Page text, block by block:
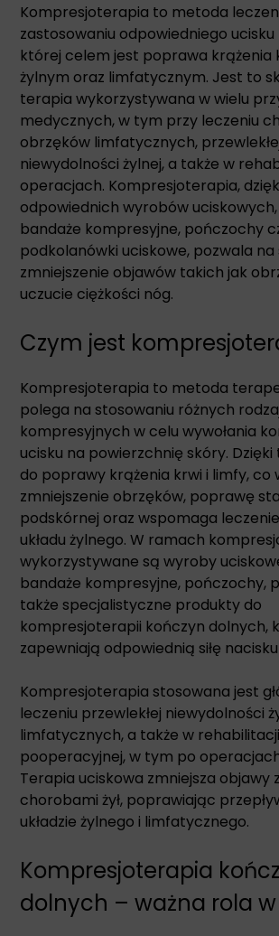
Kompresjoterapia to metoda
zastosowaniu odpowiedniego ucisku
której celem jest poprawa krążenia
żylnym oraz limfatycznym. Jest to
terapia wykorzystywana w wielu
medycznych, w tym przy leczeniu
obrzęków limfatycznych,
niewydolności żylnej, a także w
operacjach. Kompresjoterapia,
odpowiednich wyrobów
bandaże kompresyjne, pończochy
podkolanówki uciskowe, pozwala
zmniejszenie objawów takich jak
uczucie ciężkości nóg.
Czym jest
Kompresjoterapia to metoda
polega na stosowaniu różnych
kompresyjnych w celu wywołania
ucisku na powierzchnię skóry.
do poprawy krążenia krwi i limfy, co
zmniejszenie obrzęków, poprawę
podskórnej oraz wspomaga
układu żylnego. W ramach
wykorzystywane są wyroby
bandaże kompresyjne, pończochy,
także specjalistyczne produkty do
kompresjoterapii kończyn dolnych,
zapewniają odpowiednią siłę
Kompresjoterapia stosowana jest
leczeniu przewlekłej niewydolności
limfatycznych, a także w rehabilitacji
pooperacyjnej, w tym po
Terapia uciskowa zmniejsza objawy
chorobami żył, poprawiając
układzie żylnego i limfatycznego.
Kompresjoterapia
dolnych – ważna rola